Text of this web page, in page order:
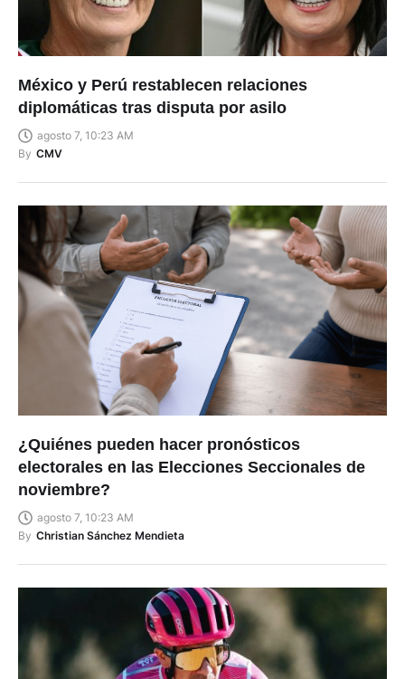
México y Perú restablecen relaciones
diplomáticas tras disputa por asilo
agosto 7, 10:23 AM
By CMV
¿Quiénes pueden hacer pronósticos
electorales en las Elecciones Seccionales de
noviembre?
agosto 7, 10:23 AM
By Christian Sánchez Mendieta